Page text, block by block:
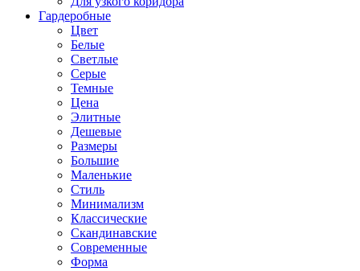
Гардеробные
Цвет
Белые
Светлые
Серые
Темные
Цена
Элитные
Дешевые
Размеры
Большие
Маленькие
Стиль
Минимализм
Классические
Скандинавские
Современные
Форма